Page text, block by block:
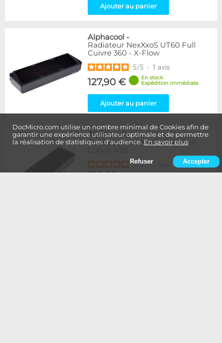
DocMicro.com utilise un nombre minimal de Cookies afin de
garantir une expérience utilisateur optimale et de permettre
la réalisation de statistiques d'audience. En savoir plus
Refuser Accepter
Ajouter au panier
Alphacool -
Radiateur NexXxoS UT60 Full
Cuivre 360 - X-Flow
5/5 - 1 avis
127,90 €
En stock
Expédition immédiate
Ajouter au panier
Alphacool-
Radiateur NexXxoS UT60 Full
5/5-
129,90